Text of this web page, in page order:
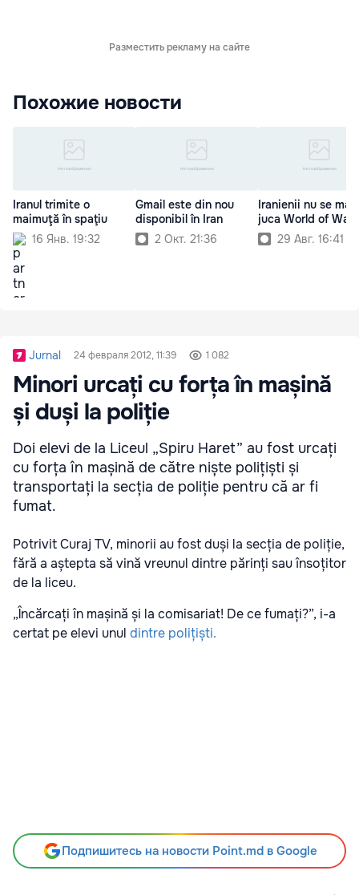
Разместить рекламу на сайте
Похожие новости
Iranul trimite o
maimuţă în spaţiu
16 Янв. 19:32
Gmail este din nou
disponibil în Iran
2 Окт. 21:36
Iranienii nu se mai
juca World of
29 Авг. 16:41
Jurnal 24 февраля 2012, 11:39 1 082
Minori urcați cu forța în mașină
și duși la poliție
Doi elevi de la Liceul „Spiru Haret” au fost urcați
cu forța în mașină de către niște polițiști și
transportați la secția de poliție pentru că ar fi
fumat.
Potrivit Curaj TV, minorii au fost duși la secția de poliție,
fără a aștepta să vină vreunul dintre părinți sau însoțitor
de la liceu.
„Încărcați în mașină și la comisariat! De ce fumați?”, i-a
certat pe elevi unul dintre polițiști.
Подпишитесь на новости Point.md в Google